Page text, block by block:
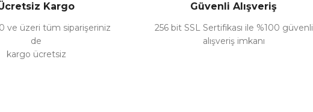
Kargo
ve üzeri tüm siparişeriniz
de
kargo ücretsiz
Güvenli Alışveriş
256 bit SSL Sertifikası ile %100 güvenli
alışveriş imkanı